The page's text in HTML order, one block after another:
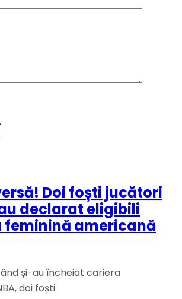
Doi foști jucători
declarat eligibili
feminină americană
și-au încheiat cariera
doi foști